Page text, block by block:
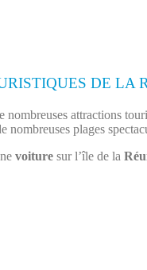
DE LA
nombreuses attractions
nombreuses plages
voituresur l’île de la